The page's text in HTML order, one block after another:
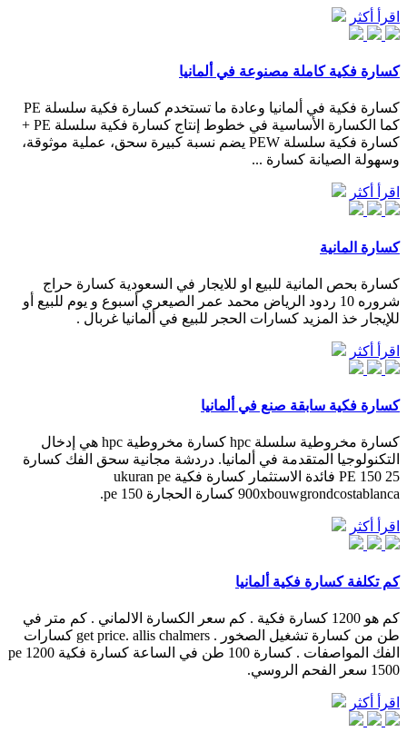
اقرأ أكثر
كسارة فكية كاملة مصنوعة في ألمانيا
كسارة فكية في ألمانيا وعادة ما تستخدم كسارة فكية سلسلة PE
كما الكسارة الأساسية في خطوط إنتاج كسارة فكية سلسلة PE +
كسارة فكية سلسلة PEW يضم نسبة كبيرة سحق، عملية موثوقة،
وسهولة الصيانة كسارة ...
اقرأ أكثر
كسارة المانية
كسارة بحص المانية للبيع او للايجار في السعودية كسارة حراج
شروره 10 ردود الرياض محمد عمر الصيعري أسبوع و يوم للبيع أو
للإيجار خذ المزيد كسارات الحجر للبيع في ألمانيا غربال .
اقرأ أكثر
كسارة فكية سابقة صنع في ألمانيا
كسارة مخروطية سلسلة hpc كسارة مخروطية hpc هي إدخال
التكنولوجيا المتقدمة في ألمانيا. دردشة مجانية سحق الفك كسارة
PE 150 25 فائدة الاستثمار كسارة فكية ukuran pe
900xbouwgrondcostablanca كسارة الحجارة pe 150.
اقرأ أكثر
كم تكلفة كسارة فكية ألمانيا
كم هو 1200 كسارة فكية . كم سعر الكسارة الالماني . كم متر في
طن من كسارة تشغيل الصخور . get price. allis chalmers كسارات
الفك المواصفات . كسارة 100 طن في الساعة كسارة فكية pe 1200
1500 سعر الفحم الروسي.
اقرأ أكثر